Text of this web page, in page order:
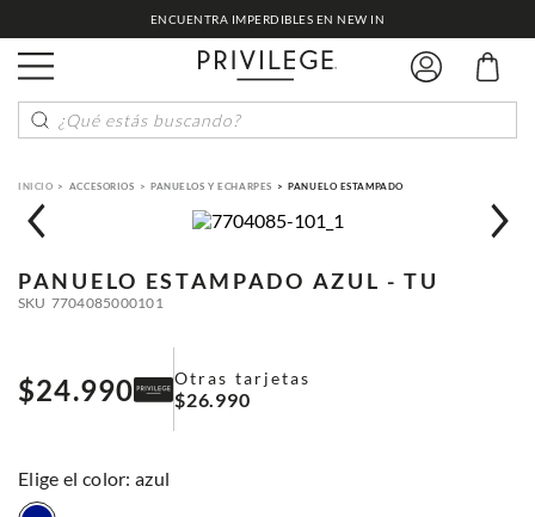
ENCUENTRA IMPERDIBLES EN NEW IN
¿Qué estás buscando?
ACCESORIOS PANUELOS Y ECHARPES PANUELO ESTAMPADO
PANUELO ESTAMPADO AZUL - TU
SKU 7704085000101
$24.990 Otras tarjetas
$26.990
: azul